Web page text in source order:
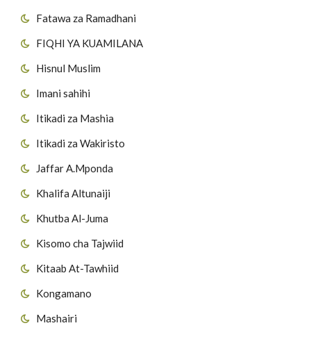
Fatawa za Ramadhani
FIQHI YA KUAMILANA
Hisnul Muslim
Imani sahihi
Itikadi za Mashia
Itikadi za Wakiristo
Jaffar A.Mponda
Khalifa Altunaiji
Khutba Al-Juma
Kisomo cha Tajwiid
Kitaab At-Tawhiid
Kongamano
Mashairi